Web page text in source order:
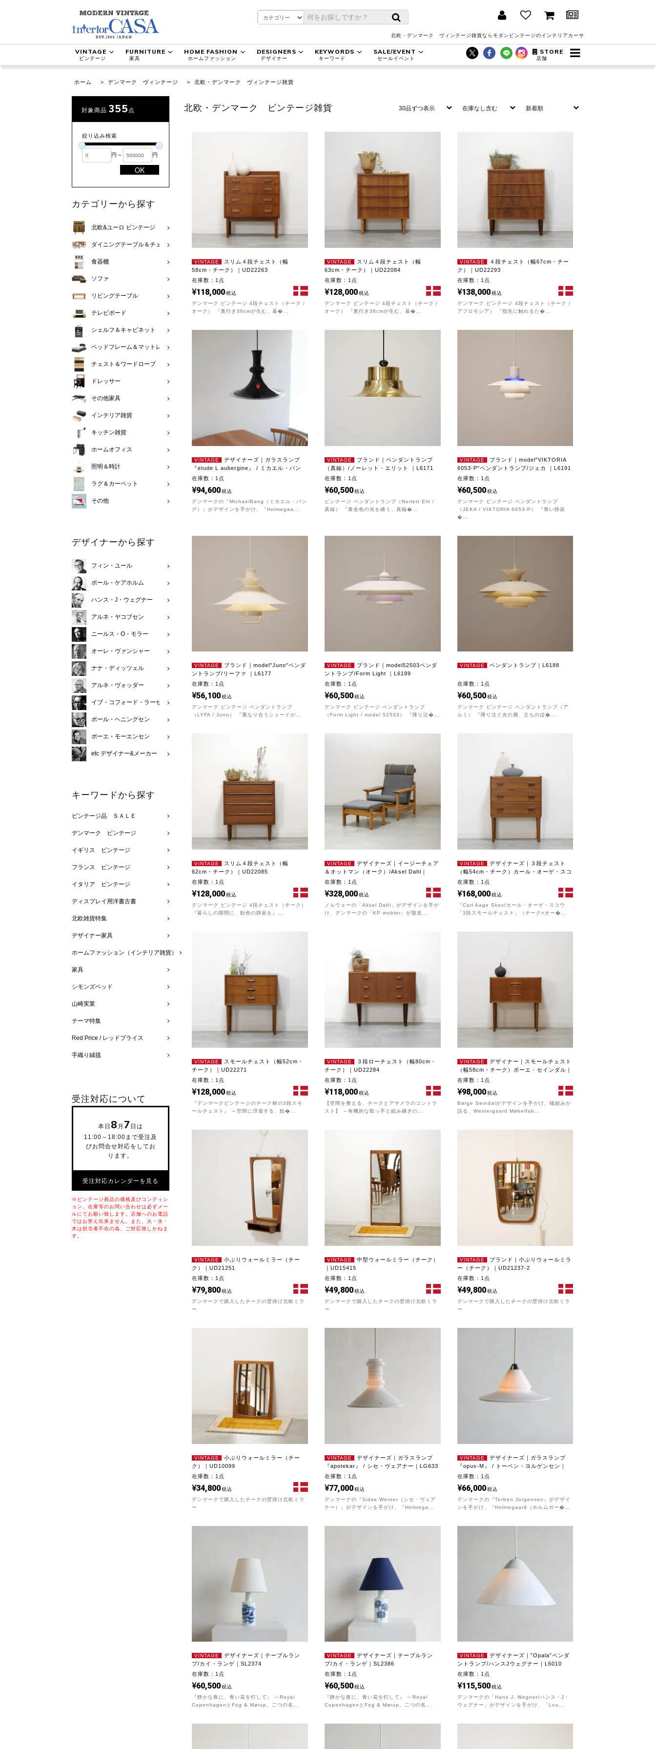
北欧・デンマーク ヴィンテージ雑貨ならモダンビンテージのインテリアカーサ
VINTAGE
ビンテージ
FURNITURE
家具
HOME FASHION
ホームファッション
DESIGNERS
デザイナー
KEYWORDS
キーワード
SALE/EVENT
セールイベント
STORE
店舗
ホーム > デンマーク ヴィンテージ > 北欧・デンマーク ヴィンテージ雑貨
対象商品 355 点
絞り込み検索
円～ 円
OK
カテゴリーから探す
北欧&ユーロ ビンテージ
ダイニングテーブル＆チェア
食器棚
ソファ
リビングテーブル
テレビボード
シェルフ＆キャビネット
ベッドフレーム＆マットレス
チェスト＆ワードローブ
ドレッサー
その他家具
インテリア雑貨
キッチン雑貨
ホームオフィス
照明＆時計
ラグ＆カーペット
その他
デザイナーから探す
フィン・ユール
ポール・ケアホルム
ハンス・J・ウェグナー
アルネ・ヤコブセン
ニールス・O・モラー
オーレ・ヴァンシャー
ナナ・ディッツェル
アルネ・ヴォッダー
イブ・コフォード・ラーセン
ポール・ヘニングセン
ボーエ・モーエンセン
etc デザイナー&メーカー
キーワードから探す
ビンテージ品 ＳＡＬＥ
デンマーク ビンテージ
イギリス ビンテージ
フランス ビンテージ
イタリア ビンテージ
ディスプレイ用洋書古書
北欧雑貨特集
デザイナー家具
ホームファッション（インテリア雑貨）
家具
シモンズベッド
山崎実業
テーマ特集
Red Price / レッドプライス
手織り絨毯
受注対応について
本日 8 月 7 日は
11:00～18:00まで受注及
びお問合せ対応をしてお
ります。
受注対応カレンダーを見る
※ビンテージ商品の価格及びコンディシ
ョン、在庫等のお問い合わせは必ずメー
ルにてお願い致します。店舗へのお電話
ではお答え出来ません。また、火・水・
木は担当者不在の為、ご対応致しかねま
す。
北欧・デンマーク ビンテージ雑貨
VINTAGE
スリム４段チェスト（幅
58cm・チーク）｜UD22263
在庫数：1点
118,000 税込
デンマーク ビンテージ 4段チェスト（チーク /
オーク） 『奥行き36cmが生む、暮�...
VINTAGE
スリム４段チェスト（幅
63cm・チーク）｜UD22084
在庫数：1点
128,000税込
デンマーク ビンテージ 4段チェスト（チーク /
オーク） 『奥行き36cmが生む、暮�...
VINTAGE
４段チェスト（幅67cm・チー
ク）｜UD22293
在庫数：1点
138,000 税込
デンマーク ビンテージ 4段チェスト（チーク /
アフロモシア） 『指先に触れるた�...
VINTAGE
デザイナーズ｜ガラスランプ
『etude L aubergine』 / ミカエル・バン
グ...
在庫数：1点
94,600 税込
デンマークの『MichaelBang（ミカエル・バン
グ）』がデザインを手がけ、『Holmegaa...
VINTAGE
ブランド｜ペンダントランプ
（真鍮）/ノーレット・エリット ｜L6171
在庫数：1点
60,500税込
ビンテージ ペンダントランプ（Norlett Elit /
真鍮） 『黄金色の光を纏う、真鍮�...
VINTAGE
ブランド｜model"VIKTORIA
6053-P"ペンダントランプ/ジェカ ｜L6191
在庫数：1点
60,500 税込
デンマーク ビンテージ ペンダントランプ
（JEKA / VIKTORIA 6053-P） 『青い静寂
�...
VINTAGE
ブランド｜model"Juno"ペンダ
ントランプ/リーファ ｜L6177
在庫数：1点
56,100 税込
デンマーク ビンテージ ペンダントランプ
（LYFA / Juno） 『重なり合うシェードが...
VINTAGE
ブランド｜model52503ペンダ
ントランプ/Form Light ｜L6189
在庫数：1点
60,500税込
デンマーク ビンテージ ペンダントランプ
（Form Light / model 52503） 『降り注�...
VINTAGE ペンダントランプ｜L6188
在庫数：1点
60,500 税込
デンマーク ビンテージ ペンダントランプ（ア
ルミ） 『降り注ぐ光の層、立ちのぼ�...
VINTAGE
スリム４段チェスト（幅
62cm・チーク）｜UD22085
在庫数：1点
128,000 税込
デンマーク ビンテージ 4段チェスト（チーク）
『暮らしの隙間に、飴色の静寂を』...
VINTAGE
デザイナーズ｜イージーチェア
＆オットマン（オーク）/Aksel Dahl｜
UD12221
在庫数：1点
328,000税込
ノルウェーの「Aksel Dahl」がデザインを手が
け、デンマークの「KP mobler」が製造...
VINTAGE
デザイナーズ｜３段チェスト
（幅54cm・チーク）カール・オーゲ・スコ
ウ�...
在庫数：1点
168,000 税込
『Carl Aage Skov/カール・オーゲ・スコウ
「3段スモールチェスト」（チーク×オー�...
VINTAGE
スモールチェスト（幅52cm・
チーク）｜UD22271
在庫数：1点
128,000 税込
『デンマークビンテージのチーク材の3段スモ
ールチェスト』 ～空間に浮遊する、飴�...
VINTAGE
３段ローチェスト（幅80cm・
チーク）｜UD22284
在庫数：1点
118,000税込
【空間を整える、チークとアサメラのコントラ
スト】 ～有機的な取っ手と組み継ぎの...
VINTAGE
デザイナー｜スモールチェスト
（幅58cm・チーク）ボーエ・セインダル｜
U...
在庫数：1点
98,000 税込
Børge Seindalがデザインを手がけ、蟻組みが
語る、Westergaard Møbelfab...
VINTAGE
小ぶりウォールミラー（チー
ク）｜UD21251
在庫数：1点
79,800 税込
デンマークで購入したチークの壁掛け北欧ミラ
ー
VINTAGE
中型ウォールミラー（チーク）
｜UD15415
在庫数：1点
49,800税込
デンマークで購入したチークの壁掛け北欧ミラ
ー
VINTAGE
ブランド｜小ぶりウォールミラ
ー（チーク）｜UD21237-2
在庫数：1点
49,800 税込
デンマークで購入したチークの壁掛け北欧ミラ
ー
VINTAGE
小ぶりウォールミラー（チー
ク）｜UD10099
在庫数：1点
34,800 税込
デンマークで購入したチークの壁掛け北欧ミラ
ー
VINTAGE
デザイナーズ｜ガラスランプ
『apotekar』 / シセ・ヴェアナー｜LG633
在庫数：1点
77,000税込
デンマークの『Sidse Werner（シセ・ヴェア
ナー）』がデザインを手がけ、『Holmega...
VINTAGE
デザイナーズ｜ガラスランプ
『opus-M』 / トーベン・ヨルゲンセン｜
LG901
在庫数：1点
66,000 税込
デンマークの『Torben Jorgensen』がデザイ
ンを手がけ、『Holmegaard（ホルムガー�...
VINTAGE
デザイナーズ｜テーブルラン
プ/カイ・ランゲ｜SL2374
在庫数：1点
60,500 税込
『静かな夜に、青い花を灯して』 ～Royal
CopenhagenとFog & Mørup。二つの名...
VINTAGE
デザイナーズ｜テーブルラン
プ/カイ・ランゲ｜SL2386
在庫数：1点
60,500税込
『静かな夜に、青い花を灯して』 ～Royal
CopenhagenとFog & Mørup。二つの名...
VINTAGE
デザイナーズ｜”Opala”ペンダ
ントランプ/ハンスJウェグナー｜L6010
在庫数：1点
115,500 税込
デンマークの「Hans J. Wegner/ハンス・J・
ウェグナー」がデザインを手がけ、「Lou...